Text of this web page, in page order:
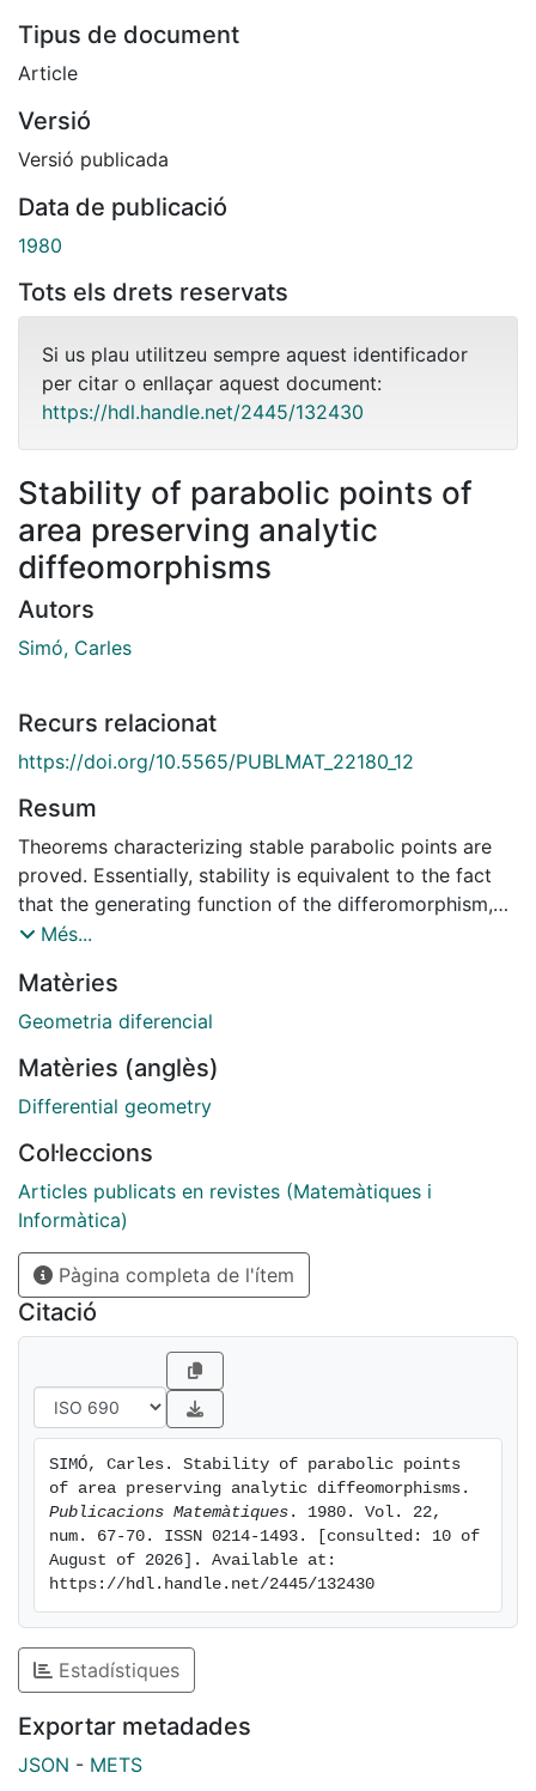
Tipus de document
Article
Versió
Versió publicada
Data de publicació
1980
Tots els drets reservats
Si us plau utilitzeu sempre aquest identificador
per citar o enllaçar aquest document:
https://hdl.handle.net/2445/132430
Stability of parabolic points of
area preserving analytic
diffeomorphisms
Autors
Simó, Carles
Recurs relacionat
https://doi.org/10.5565/PUBLMAT_22180_12
Resum
Theorems characterizing stable parabolic points are
proved. Essentially, stability is equivalent to the fact
that the generating function of the differomorphism,
taking out the part which generates the identity, has a
the study of the stability of fixed points of analytic
area preserving mappings (APM) is ended . Some
points whose ei-genvalues are cubic or fourth roots of
unity.
Més...
Matèries
Geometria diferencial
Matèries (anglès)
Differential geometry
Col·leccions
Articles publicats en revistes (Matemàtiques i
Informàtica)
Pàgina completa de l'ítem
Citació
SIMÓ, Carles. Stability of parabolic points
Publicacions Matemàtiques . 1980. Vol. 22,
num. 67-70. ISSN 0214-1493. [consulted: 10 of
August of 2026]. Available at:
https://hdl.handle.net/2445/132430
Estadístiques
Exportar metadades
JSON - METS